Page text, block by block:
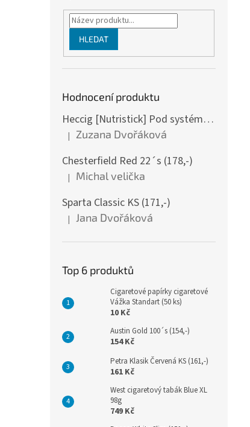
HLEDAT
Hodnocení produktu
Heccig [Nutristick] Pod systém DV2 - F bull
Hodnocení produktu je 5 z 5 hvězdiček.
| Zuzana Dvořáková
Chesterfield Red 22´s (178,-)
Hodnocení produktu je 5 z 5 hvězdiček.
| Michal velička
Sparta Classic KS (171,-)
Hodnocení produktu je 5 z 5 hvězdiček.
| Jana Dvořáková
Top 6 produktů
Cigaretové papírky cigaretové
Vážka Standart (50 ks)
10 Kč
Austin Gold 100´s (154,-)
154 Kč
Petra Klasik Červená KS (161,-)
161 Kč
West cigaretový tabák Blue XL
98g
749 Kč